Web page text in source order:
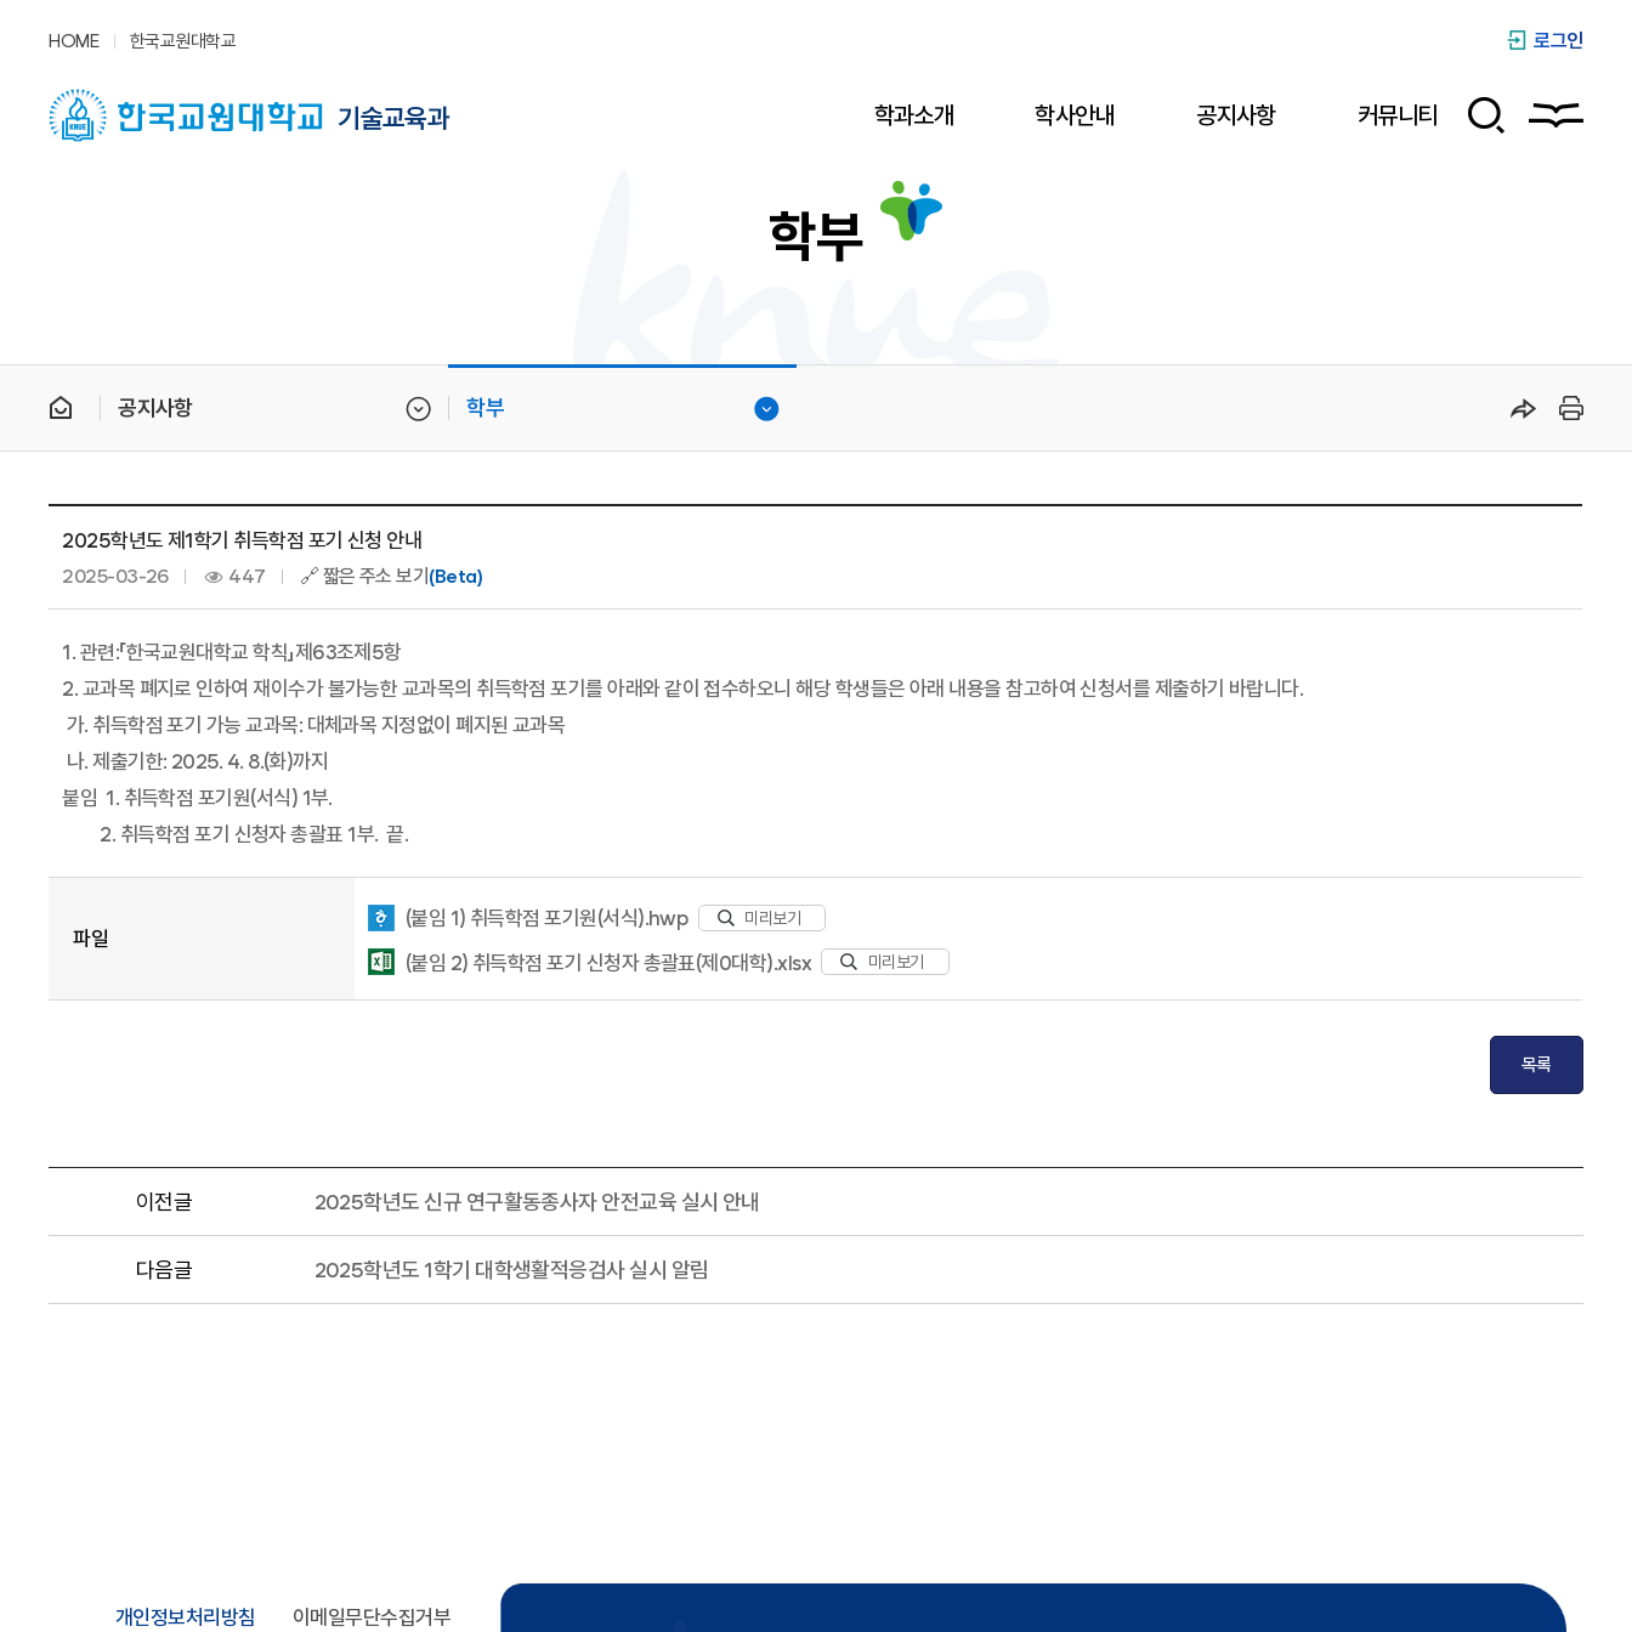
HOME 한국교원대학교 로그인
기술교육과 학과소개 학사안내 공지사항 커뮤니티
학부
공지사항 학부
2025학년도 제1학기 취득학점 포기 신청 안내
2025-03-26 447 🔗 짧은 주소 보기 (Beta)
1. 관련:「한국교원대학교 학칙」제63조제5항
2. 교과목 폐지로 인하여 재이수가 불가능한 교과목의 취득학점 포기를 아래와 같이 접수하오니 해당 학생들은 아래 내용을 참고하여 신청서를 제출하기 바랍니다.
가. 취득학점 포기 가능 교과목: 대체과목 지정없이 폐지된 교과목
나. 제출기한: 2025. 4. 8.(화)까지
붙임 1. 취득학점 포기원(서식) 1부.
2. 취득학점 포기 신청자 총괄표 1부. 끝.
파일
(붙임 1) 취득학점 포기원(서식).hwp 미리보기
(붙임 2) 취득학점 포기 신청자 총괄표(제0대학).xlsx 미리보기
목록
이전글 2025학년도 신규 연구활동종사자 안전교육 실시 안내
다음글 2025학년도 1학기 대학생활적응검사 실시 알림
개인정보처리방침 이메일무단수집거부